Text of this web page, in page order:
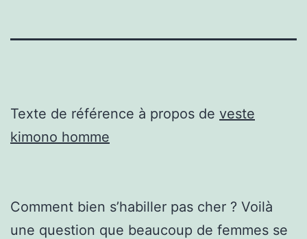
Texte de référence à propos de veste
kimono homme
Comment bien s’habiller pas cher ? Voilà
une question que beaucoup de femmes se